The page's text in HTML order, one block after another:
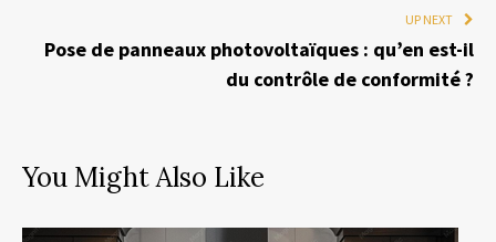
UP NEXT
Pose de panneaux photovoltaïques : qu’en est-il
du contrôle de conformité ?
You Might Also Like